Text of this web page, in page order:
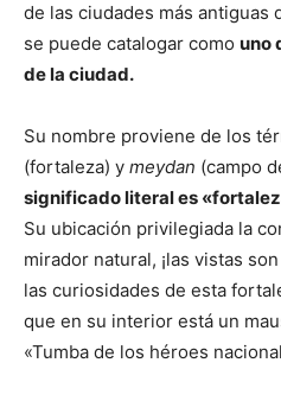
de las ciudades más antiguas
se puede catalogar como uno
de la ciudad.
Su nombre proviene de los
(fortaleza) y meydan (campo
significado literal es
Su ubicación privilegiada la
mirador natural, ¡las vistas
las curiosidades de esta
que en su interior está un
«Tumba de los héroes